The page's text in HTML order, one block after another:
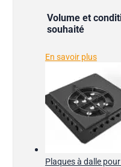
Volume et
souhaité
En savoir plus
Plaques à dalle